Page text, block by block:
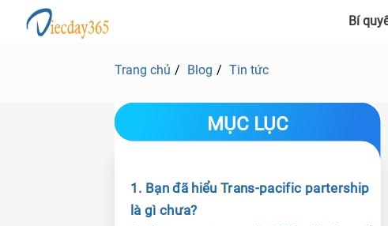
Bí
Trang chủ Blog Tin tức
MỤC LỤC
1. Bạn đã hiểu Trans-pacific partership
là gì chưa?